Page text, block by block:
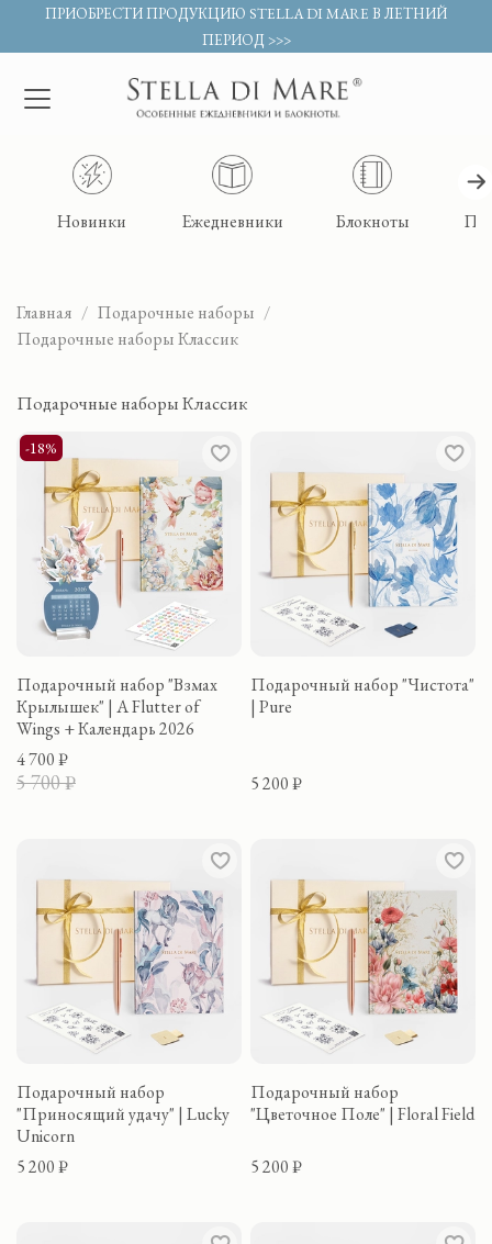
ПРИОБРЕСТИ ПРОДУКЦИЮ STELLA DI MARE В ЛЕТНИЙ
ПЕРИОД >>>
Новинки Ежедневники Блокноты
Главная
Подарочные наборы
Подарочные наборы Классик
Подарочные наборы Классик
-18%
Подарочный набор "Взмах
Крылышек" | A Flutter of
Wings + Календарь 2026
4 700 ₽
5 700 ₽
Подарочный набор "Чистота"
| Pure
5 200 ₽
Подарочный набор
"Приносящий удачу" | Lucky
Unicorn
5 200 ₽
Подарочный набор
"Цветочное Поле" | Floral Field
5 200 ₽